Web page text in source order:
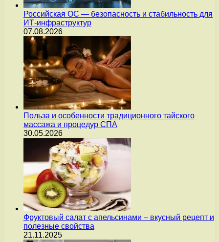
Российская ОС — безопасность и стабильность для
ИТ-инфраструктур
07.08.2026
Польза и особенности традиционного тайского
массажа и процедур СПА
30.05.2026
Фруктовый салат с апельсинами – вкусный рецепт и
полезные свойства
21.11.2025